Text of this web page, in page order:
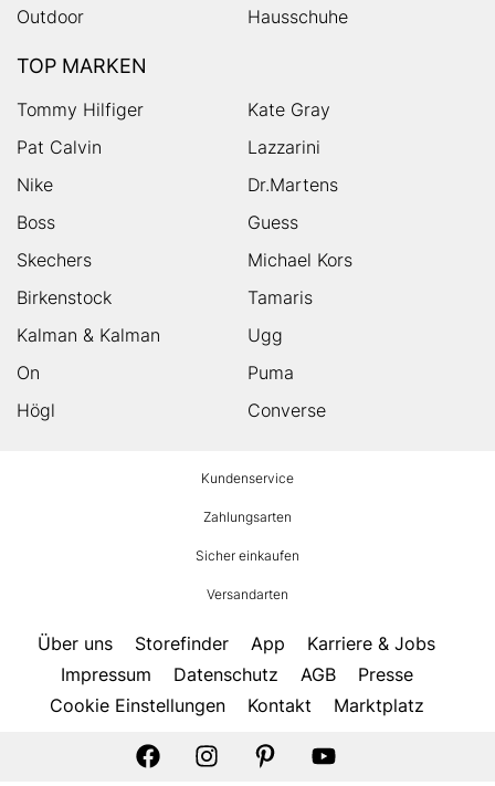
Outdoor
Hausschuhe
TOP MARKEN
Tommy Hilfiger
Kate Gray
Pat Calvin
Lazzarini
Nike
Dr.Martens
Boss
Guess
Skechers
Michael Kors
Birkenstock
Tamaris
Kalman & Kalman
Ugg
On
Puma
Högl
Converse
Kundenservice
Zahlungsarten
Sicher einkaufen
Versandarten
Über uns Storefinder App
Karriere & Jobs
Impressum
Datenschutz AGB
Presse
Cookie Einstellungen
Kontakt Marktplatz